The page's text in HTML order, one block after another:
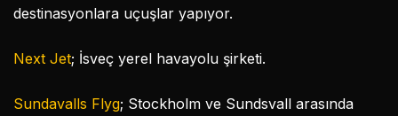
destinasyonlara uçuşlar yapıyor.
Next Jet; İsveç yerel havayolu şirketi.
Sundavalls Flyg; Stockholm ve Sundsvall arasında